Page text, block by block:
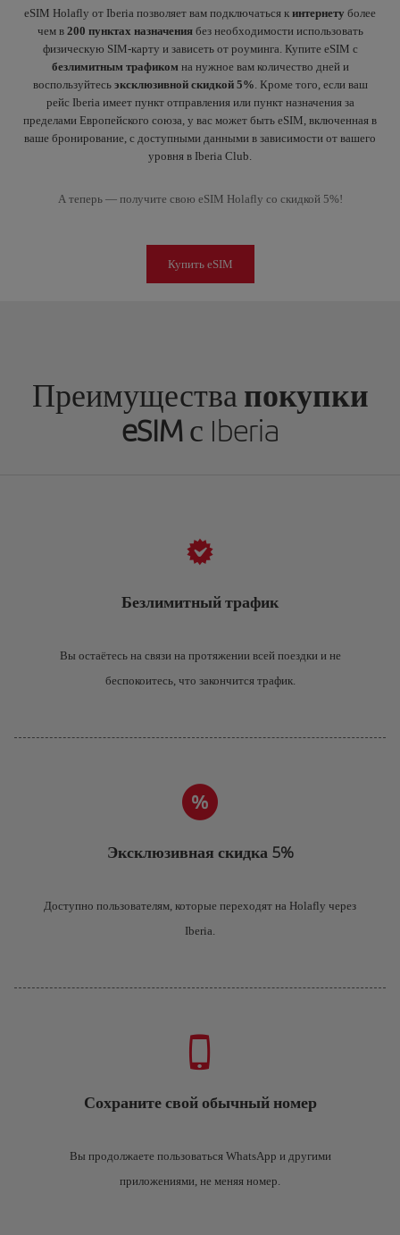
eSIM Holafly от Iberia позволяет вам подключаться к интернету более
чем в 200 пунктах назначения без необходимости использовать
физическую SIM-карту и зависеть от роуминга. Купите eSIM с
безлимитным трафиком на нужное вам количество дней и
воспользуйтесь эксклюзивной скидкой 5% . Кроме того, если ваш
рейс Iberia имеет пункт отправления или пункт назначения за
пределами Европейского союза, у вас может быть eSIM, включенная в
ваше бронирование, с доступными данными в зависимости от вашего
уровня в Iberia Club.
А теперь — получите свою eSIM Holafly со скидкой 5%!
Купить eSIM
Преимущества покупки
eSIMс Iberia
Безлимитный трафик
Вы остаётесь на связи на протяжении всей поездки и не
беспокоитесь, что закончится трафик.
Эксклюзивная скидка 5%
Доступно пользователям, которые переходят на Holafly через
Iberia.
Сохраните свой обычный номер
Вы продолжаете пользоваться WhatsApp и другими
приложениями, не меняя номер.